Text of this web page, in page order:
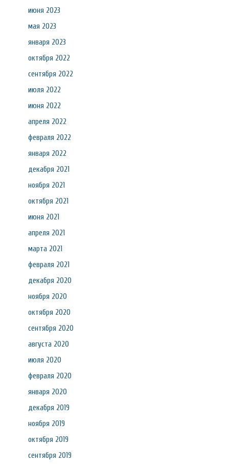
июня 2023
мая 2023
января 2023
октября 2022
сентября 2022
июля 2022
июня 2022
апреля 2022
февраля 2022
января 2022
декабря 2021
ноября 2021
октября 2021
июня 2021
апреля 2021
марта 2021
февраля 2021
декабря 2020
ноября 2020
октября 2020
сентября 2020
августа 2020
июля 2020
февраля 2020
января 2020
декабря 2019
ноября 2019
октября 2019
сентября 2019